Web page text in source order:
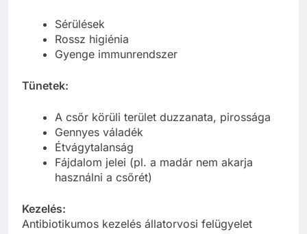
Sérülések
Rossz higiénia
Gyenge immunrendszer
Tünetek:
A csőr körüli terület duzzanata, pirossága
Gennyes váladék
Étvágytalanság
Fájdalom jelei (pl. a madár nem akarja
használni a csőrét)
Kezelés:
Antibiotikumos kezelés állatorvosi felügyelet